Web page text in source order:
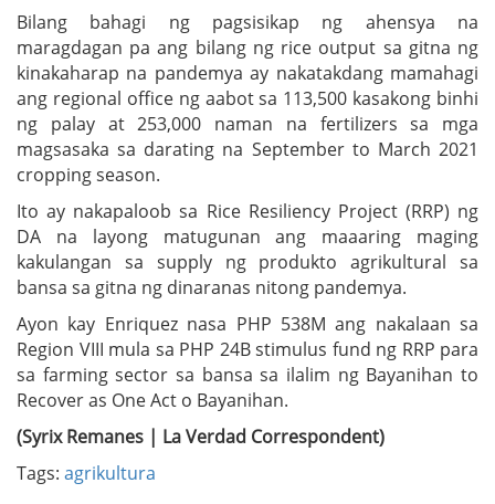
Bilang bahagi ng pagsisikap ng ahensya na
maragdagan pa ang bilang ng rice output sa gitna ng
kinakaharap na pandemya ay nakatakdang mamahagi
ang regional office ng aabot sa 113,500 kasakong binhi
ng palay at 253,000 naman na fertilizers sa mga
magsasaka sa darating na September to March 2021
cropping season.
Ito ay nakapaloob sa Rice Resiliency Project (RRP) ng
DA na layong matugunan ang maaaring maging
kakulangan sa supply ng produkto agrikultural sa
bansa sa gitna ng dinaranas nitong pandemya.
Ayon kay Enriquez nasa PHP 538M ang nakalaan sa
Region VIII mula sa PHP 24B stimulus fund ng RRP para
sa farming sector sa bansa sa ilalim ng Bayanihan to
Recover as One Act o Bayanihan.
(Syrix Remanes | La Verdad Correspondent)
Tags: agrikultura